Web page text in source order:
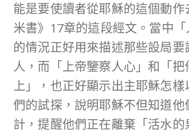
能是要使讀者從耶穌的這個動作
米書》17章的這段經文。當中「
的情況正好用來描述那些設局要
人，而「上帝鑒察人心」和「把
上」，也正好顯示出主耶穌怎樣
們的試探，說明耶穌不但知道他
計，提醒他們正在離棄「活水的